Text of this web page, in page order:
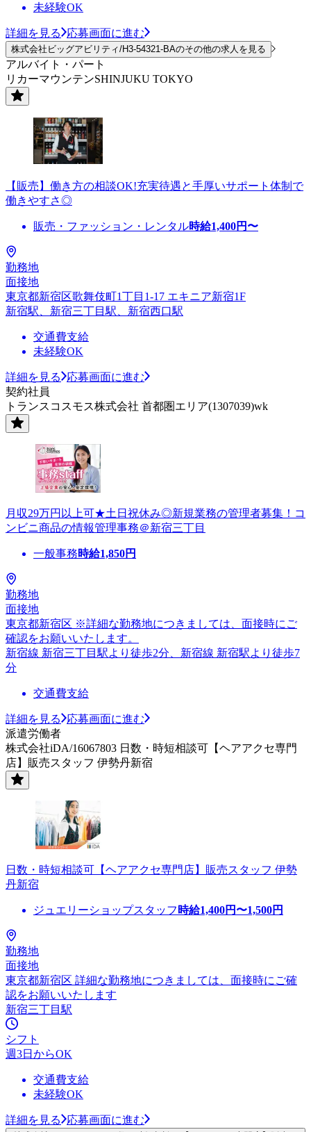
未経験OK
詳細を見る 応募画面に進む
株式会社ビッグアビリティ/H3-54321-BAのその他の求人を見る
アルバイト・パート
リカーマウンテンSHINJUKU TOKYO
【販売】働き方の相談OK!充実待遇と手厚いサポート体制で
働きやすさ◎
販売・ファッション・レンタル時給1,400円〜
勤務地
面接地
東京都新宿区歌舞伎町1丁目1-17 エキニア新宿1F
新宿駅、新宿三丁目駅、新宿西口駅
交通費支給
未経験OK
詳細を見る
応募画面に進む
契約社員
トランスコスモス株式会社 首都圏エリア(1307039)wk
月収29万円以上可★土日祝休み◎新規業務の管理者募集！コ
ンビニ商品の情報管理事務＠新宿三丁目
一般事務時給1,850円
勤務地
面接地
東京都新宿区 ※詳細な勤務地につきましては、面接時にご
確認をお願いいたします。
新宿線 新宿三丁目駅より徒歩2分、新宿線 新宿駅より徒歩7
分
交通費支給
詳細を見る
応募画面に進む
派遣労働者
株式会社iDA/16067803 日数・時短相談可【ヘアアクセ専門
店】販売スタッフ 伊勢丹新宿
日数・時短相談可【ヘアアクセ専門店】販売スタッフ 伊勢
丹新宿
ジュエリーショップスタッフ 時給1,400円〜1,500円
勤務地
面接地
東京都新宿区 詳細な勤務地につきましては、面接時にご確
認をお願いいたします
新宿三丁目駅
シフト
週3日からOK
交通費支給
未経験OK
詳細を見る 応募画面に進む